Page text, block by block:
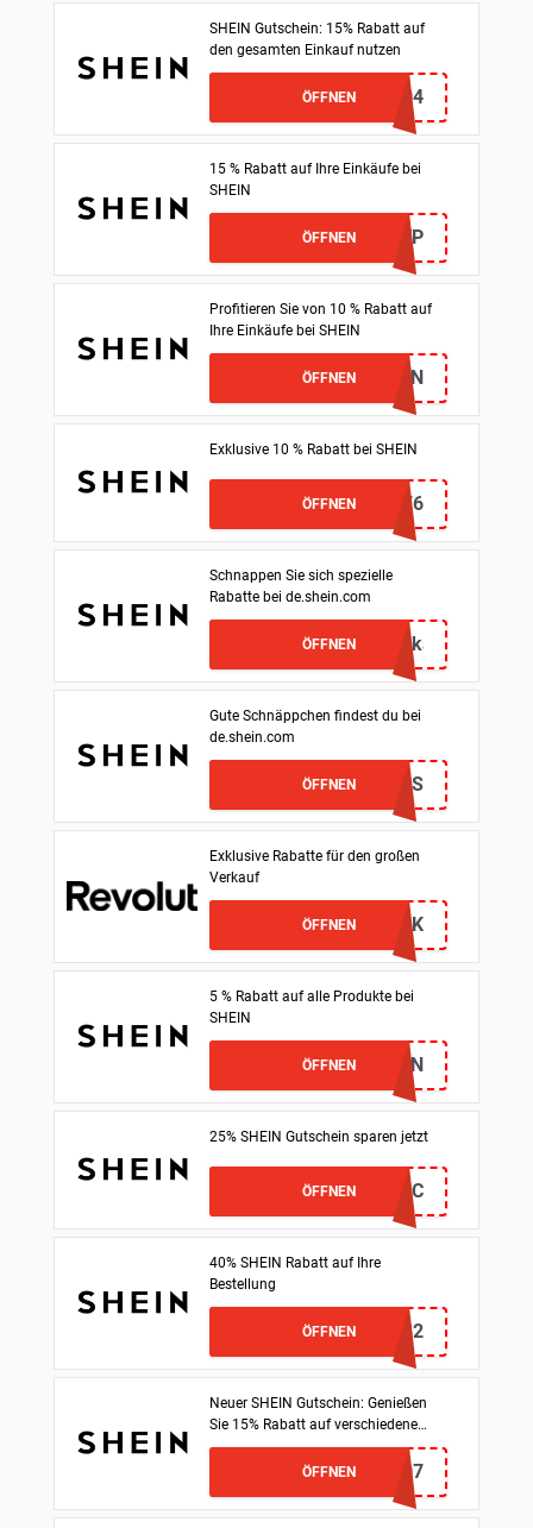
SHEIN Gutschein: 15% Rabatt auf
den gesamten Einkauf nutzen
ÖFFNENGDMZ2804
15 % Rabatt auf Ihre Einkäufe bei
SHEIN
ÖFFNEN T3UVP
Profitieren Sie von 10 % Rabatt auf
Ihre Einkäufe bei SHEIN
ÖFFNEN 8MSUN
Exklusive 10 % Rabatt bei SHEIN
ÖFFNEN
MENeumacielg176
Schnappen Sie sich spezielle
Rabatte bei de.shein.com
ÖFFNEN
Enc02muratajfranceska7025
Gute Schnäppchen findest du bei
de.shein.com
ÖFFNENPR6L9RS
Exklusive Rabatte für den großen
Verkauf
ÖFFNENREFBLOCK
5 % Rabatt auf alle Produkte bei
SHEIN
ÖFFNEN SLU4N
25% SHEIN Gutschein sparen jetzt
ÖFFNEN
25SSJAKIC
40% SHEIN Rabatt auf Ihre
Bestellung
ÖFFNENGMDE32
Neuer SHEIN Gutschein: Genießen
Sie 15% Rabatt auf verschiedene
Artikel
ÖFFNEN
deug1013da07